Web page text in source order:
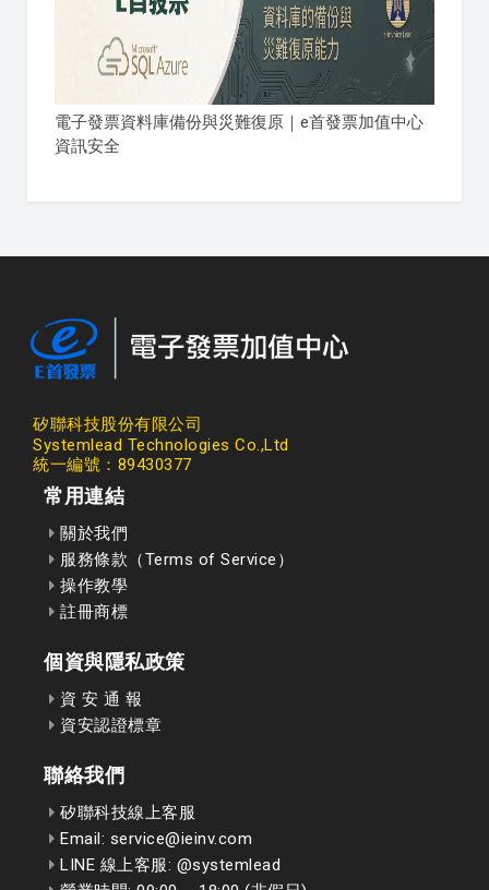
電子發票資料庫備份與災難復原｜e首發票加值中心
資訊安全
矽聯科技股份有限公司
Systemlead Technologies Co.,Ltd
統一編號：89430377
常用連結
關於我們
服務條款（Terms of Service）
操作教學
註冊商標
個資與隱私政策
資 安 通 報
資安認證標章
聯絡我們
矽聯科技線上客服
Email: service@ieinv.com
LINE 線上客服: @systemlead